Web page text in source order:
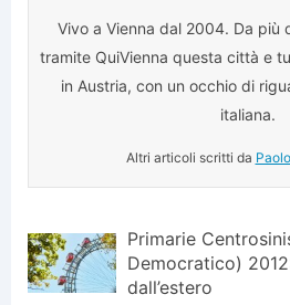
Vivo a Vienna dal 2004. Da più
tramite QuiVienna questa città e
in Austria, con un occhio di
italiana.
Altri articoli scritti da
Primarie
Democratico)
dall’estero